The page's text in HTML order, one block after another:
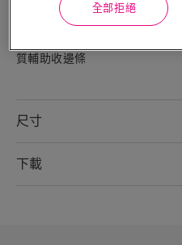
高度的地板、彌合兩塊地板之
進行地板收邊。只需使用附帶
質輔助收邊條
尺寸
下載
全部拒絕